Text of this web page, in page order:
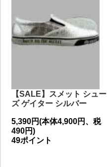
【SALE】スメット シュー
ズ ゲイター シルバー
5,390円(本体4,900円、税
490円)
49ポイント